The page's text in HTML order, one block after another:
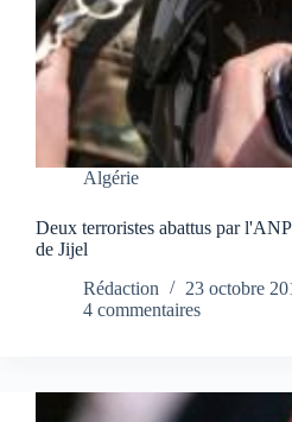
Algérie
Deux terroristes abattus par
de Jijel
Rédaction
23 octobre
4 commentaires